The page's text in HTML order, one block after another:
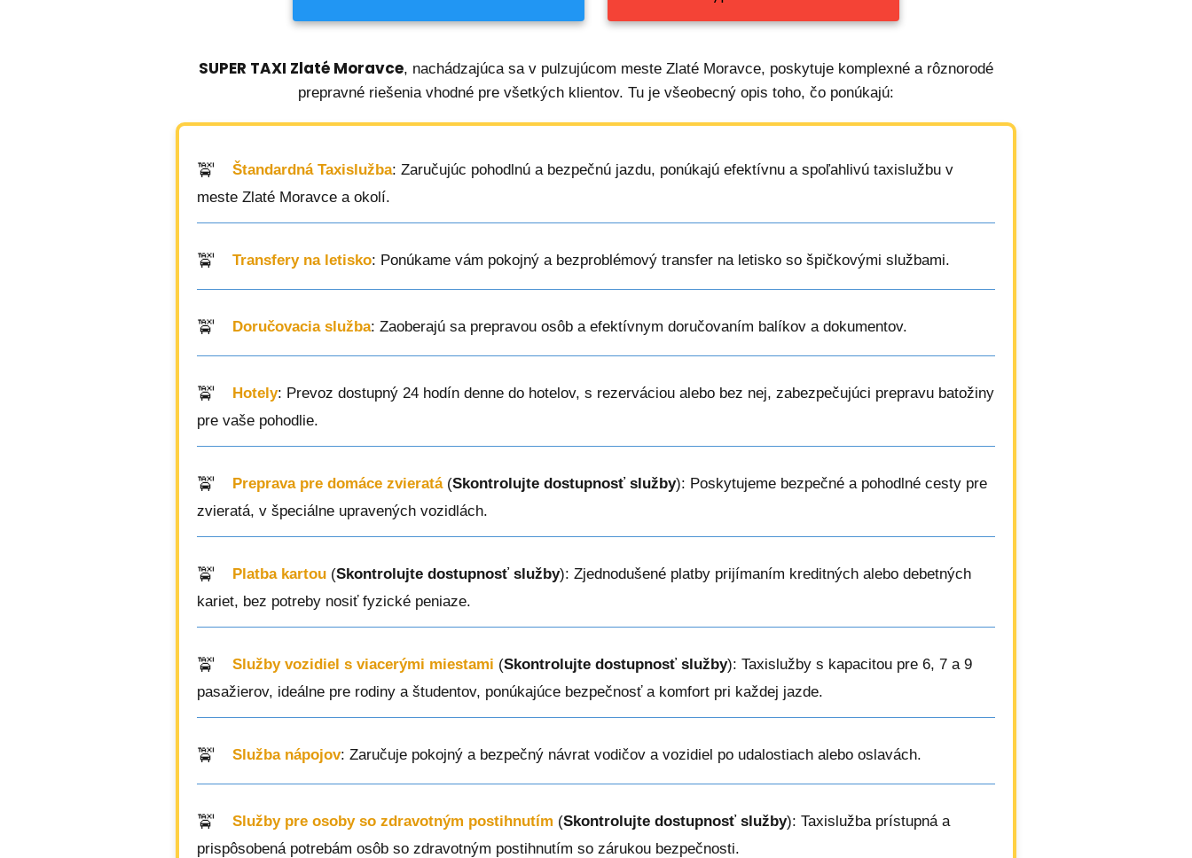
SUPER TAXI Zlaté Moravce, nachádzajúca sa v pulzujúcom meste Zlaté Moravce, poskytuje komplexné a rôznorodé
prepravné riešenia vhodné pre všetkých klientov. Tu je všeobecný opis toho, čo ponúkajú:
Štandardná Taxislužba: Zaručujúc pohodlnú a bezpečnú jazdu, ponúkajú efektívnu a spoľahlivú taxislužbu v
meste Zlaté Moravce a okolí.
Transfery na letisko: Ponúkame vám pokojný a bezproblémový transfer na letisko so špičkovými službami.
Doručovacia služba: Zaoberajú sa prepravou osôb a efektívnym doručovaním balíkov a dokumentov.
Hotely: Prevoz dostupný 24 hodín denne do hotelov, s rezerváciou alebo bez nej, zabezpečujúci prepravu batožiny
pre vaše pohodlie.
Preprava pre domáce zvieratá(Skontrolujte dostupnosť služby): Poskytujeme bezpečné a pohodlné cesty pre
zvieratá, v špeciálne upravených vozidlách.
Platba kartou (Skontrolujte dostupnosť služby): Zjednodušené platby prijímaním kreditných alebo debetných
kariet, bez potreby nosiť fyzické peniaze.
Služby vozidiel s viacerými miestami (Skontrolujte dostupnosť služby): Taxislužby s kapacitou pre 6, 7 a 9
pasažierov, ideálne pre rodiny a študentov, ponúkajúce bezpečnosť a komfort pri každej jazde.
Služba nápojov: Zaručuje pokojný a bezpečný návrat vodičov a vozidiel po udalostiach alebo oslavách.
Služby pre osoby so zdravotným postihnutím (Skontrolujte dostupnosť služby): Taxislužba prístupná a
prispôsobená potrebám osôb so zdravotným postihnutím so zárukou bezpečnosti.